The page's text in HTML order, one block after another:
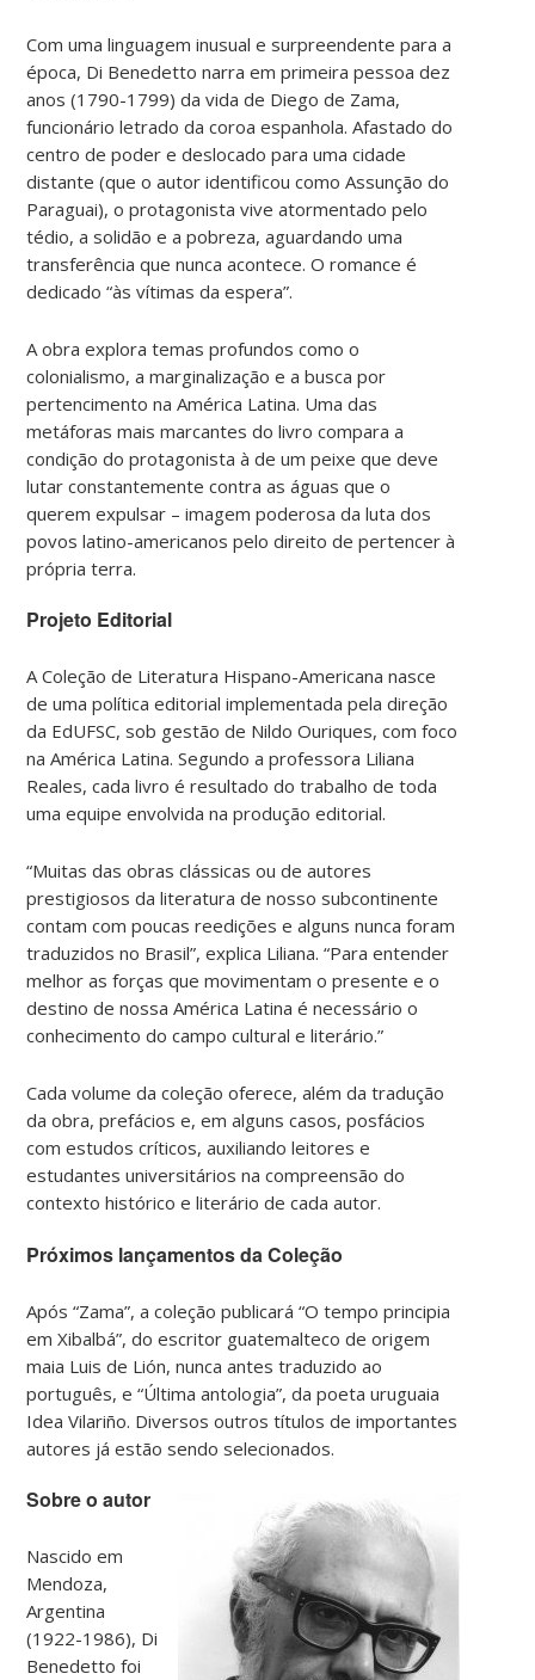
Com uma linguagem inusual e surpreendente para a
época, Di Benedetto narra em primeira pessoa dez
anos (1790-1799) da vida de Diego de Zama,
funcionário letrado da coroa espanhola. Afastado do
centro de poder e deslocado para uma cidade
distante (que o autor identificou como Assunção do
Paraguai), o protagonista vive atormentado pelo
tédio, a solidão e a pobreza, aguardando uma
transferência que nunca acontece. O romance é
dedicado “às vítimas da espera”.
A obra explora temas profundos como o
colonialismo, a marginalização e a busca por
pertencimento na América Latina. Uma das
metáforas mais marcantes do livro compara a
condição do protagonista à de um peixe que deve
lutar constantemente contra as águas que o
querem expulsar – imagem poderosa da luta dos
povos latino-americanos pelo direito de pertencer à
própria terra.
Projeto Editorial
A Coleção de Literatura Hispano-Americana nasce
de uma política editorial implementada pela direção
da EdUFSC, sob gestão de Nildo Ouriques, com foco
na América Latina. Segundo a professora Liliana
Reales, cada livro é resultado do trabalho de toda
uma equipe envolvida na produção editorial.
“Muitas das obras clássicas ou de autores
prestigiosos da literatura de nosso subcontinente
contam com poucas reedições e alguns nunca foram
traduzidos no Brasil”, explica Liliana. “Para entender
melhor as forças que movimentam o presente e o
destino de nossa América Latina é necessário o
conhecimento do campo cultural e literário.”
Cada volume da coleção oferece, além da tradução
da obra, prefácios e, em alguns casos, posfácios
com estudos críticos, auxiliando leitores e
estudantes universitários na compreensão do
contexto histórico e literário de cada autor.
Próximos lançamentos da Coleção
Após “Zama”, a coleção publicará “O tempo principia
em Xibalbá”, do escritor guatemalteco de origem
maia Luis de Lión, nunca antes traduzido ao
português, e “Última antologia”, da poeta uruguaia
Idea Vilariño. Diversos outros títulos de importantes
autores já estão sendo selecionados.
Sobre o autor
Nascido em
Mendoza,
Argentina
(1922-1986), Di
Benedetto foi